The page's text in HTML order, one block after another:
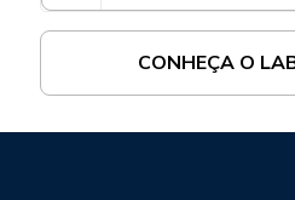
CONHEÇA O